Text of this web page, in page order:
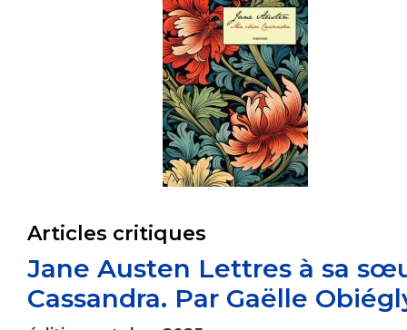
Articles critiques
Jane Austen Lettres à sa
Cassandra. Par Gaëlle